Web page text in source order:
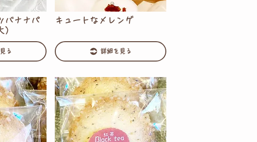
バナナパ
る
キュートなメレンゲ
詳細を見る